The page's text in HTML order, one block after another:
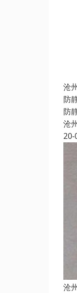
沧
防
防
沧
20-
沧